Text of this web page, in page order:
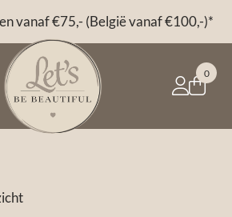
vanaf €75,- (België vanaf €100,-)*
0